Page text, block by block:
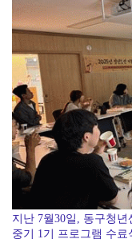
지난 7월30일, 동구청년
중기 1기 프로그램 수료